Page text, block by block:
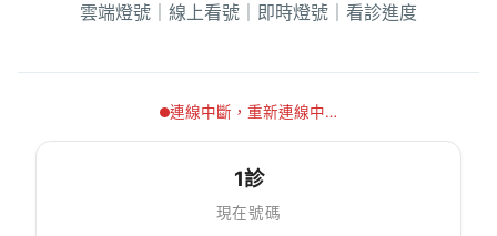
雲端燈號｜線上看號｜即時燈號｜看診進度
連線中斷，重新連線中…
1診
現在號碼